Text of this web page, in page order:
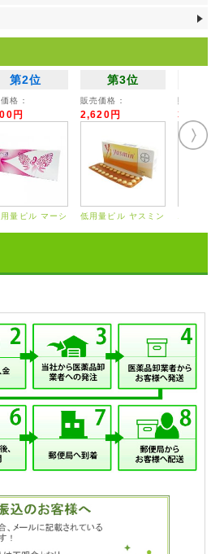
ご留意ください。
薬剤師にご相談ください。
かねますのでご了承ください。
第2位
格：
円
量ピル マーシ
第3位
販売価格：
2,620円
低用量ピル ヤスミン
3,550